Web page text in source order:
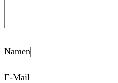
Namen
E-Mail